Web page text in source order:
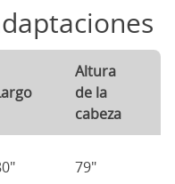
Altura
de la
cabeza
79"